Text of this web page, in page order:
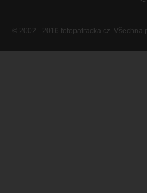
© 2002 - 2016 fotopatracka.cz. Všechna